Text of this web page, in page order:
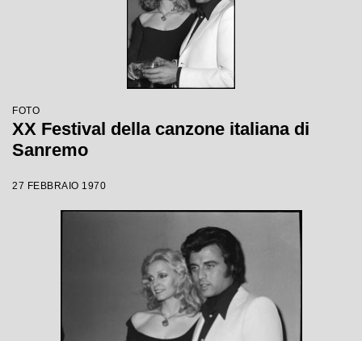
FOTO
XX Festival della canzone italiana di
Sanremo
27 FEBBRAIO 1970